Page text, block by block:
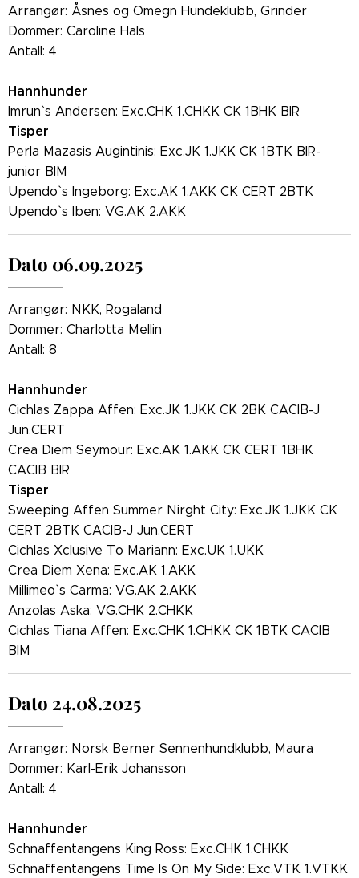
Arrangør: Åsnes og Omegn Hundeklubb, Grinder
Dommer: Caroline Hals
Antall: 4
Hannhunder
Imrun` s Andersen: Exc.CHK 1.CHKK CK 1BHK BIR
Tisper
Perla Mazasis Augintinis: Exc.JK 1.JKK CK 1BTK BIR-
junior BIM
Upendo` s Ingeborg: Exc.AK 1.AKK CK CERT 2BTK
Upendo` s Iben: VG.AK 2.AKK
Dato 06.09.2025
Arrangør: NKK, Rogaland
Dommer: Charlotta Mellin
Antall: 8
Hannhunder
Cichlas Zappa Affen: Exc.JK 1.JKK CK 2BK CACIB-J
Jun.CERT
Crea Diem Seymour: Exc.AK 1.AKK CK CERT 1BHK
CACIB BIR
Tisper
Sweeping Affen Summer Nirght City: Exc.JK 1.JKK CK
CERT 2BTK CACIB-J Jun.CERT
Cichlas Xclusive To Mariann: Exc.UK 1.UKK
Crea Diem Xena: Exc.AK 1.AKK
Millimeo` s Carma: VG.AK 2.AKK
Anzolas Aska: VG.CHK 2.CHKK
Cichlas Tiana Affen: Exc.CHK 1.CHKK CK 1BTK CACIB
BIM
Dato 24.08.2025
Arrangør: Norsk Berner Sennenhundklubb, Maura
Dommer: Karl-Erik Johansson
Antall: 4
Hannhunder
Schnaffentangens King Ross: Exc.CHK 1.CHKK
Schnaffentangens Time Is On My Side: Exc.VTK 1.VTKK